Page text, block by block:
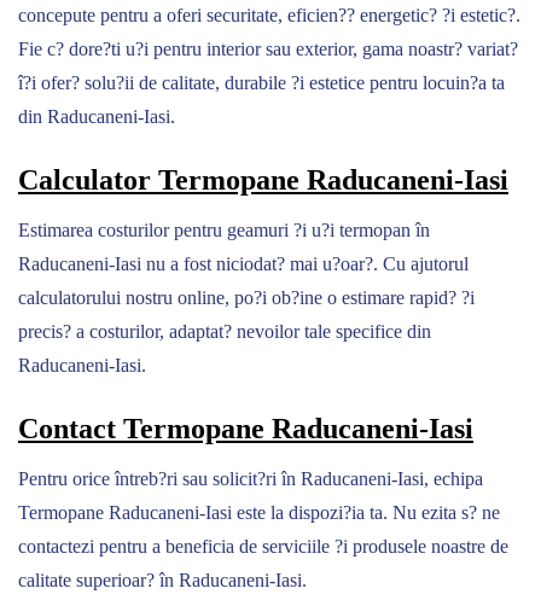
concepute pentru a oferi securitate, eficien?? energetic? ?i estetic?.
Fie c? dore?ti u?i pentru interior sau exterior, gama noastr? variat?
î?i ofer? solu?ii de calitate, durabile ?i estetice pentru locuin?a ta
din Raducaneni-Iasi.
Calculator Termopane Raducaneni-Iasi
Estimarea costurilor pentru geamuri ?i u?i termopan în
Raducaneni-Iasi nu a fost niciodat? mai u?oar?. Cu ajutorul
calculatorului nostru online, po?i ob?ine o estimare rapid? ?i
precis? a costurilor, adaptat? nevoilor tale specifice din
Raducaneni-Iasi.
Contact Termopane Raducaneni-Iasi
Pentru orice întreb?ri sau solicit?ri în Raducaneni-Iasi, echipa
Termopane Raducaneni-Iasi este la dispozi?ia ta. Nu ezita s? ne
contactezi pentru a beneficia de serviciile ?i produsele noastre de
calitate superioar? în Raducaneni-Iasi.